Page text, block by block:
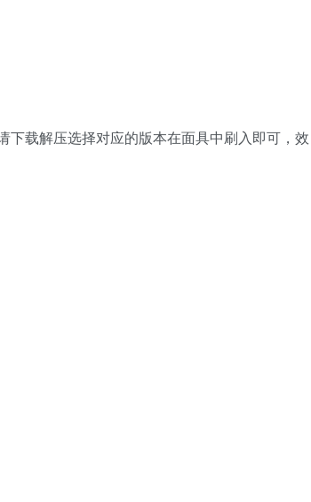
载解压选择对应的版本在面具中刷入即可，效